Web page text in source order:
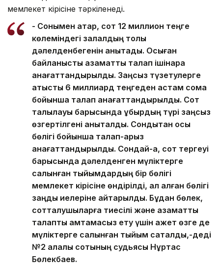
мемлекет кірісіне тәркіленеді.
- Сонымен қатар, сот 12 миллион теңге
көлеміндегі залалдың толық
дәлелденбегенін анықтады. Осыған
байланысты азаматтық талап ішінара
қанағаттандырылды. Заңсыз түзетулерге
қатысты 6 миллиард теңгеден астам сома
бойынша талап қанағаттандырылды. Сот
талқылауы барысында құбырдың түрі заңсыз
өзгертілгені анықталды. Сондықтан осы
бөлігі бойынша талап-арыз
қанағаттандырылды. Сондай-ақ, сот тергеуі
барысында дәлелденген мүліктерге
салынған тыйымдардың бір бөлігі
мемлекет кірісіне өндірілді, ал қалған бөлігі
заңды иелеріне қайтарылды. Бұдан бөлек,
сотталушыларға тиесілі және азаматтық
талапты қамтамасыз ету үшін қажет өзге де
мүліктерге салынған тыйым сақталды,-деді
№2 қалалық сотының судьясы Нұртас
Бөлекбаев.